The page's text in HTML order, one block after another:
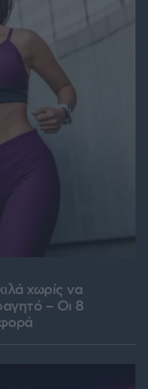
χωρίς να
– Οι 8